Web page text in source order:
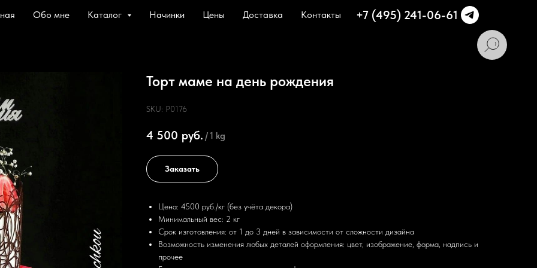
Обо мне Каталог Начинки Цены Доставка Контакты +7 (495) 241-06-61
Торт маме на день рождения
SKU: P0176
4 500 руб. /1 kg
Заказать
Цена: 4500 руб./кг (без учёта декора)
Минимальный вес: 2 кг
Срок изготовления: от 1 до 3 дней в зависимости от сложности дизайна
Возможность изменения любых деталей оформления: цвет, изображение, форма, надпись и
прочее